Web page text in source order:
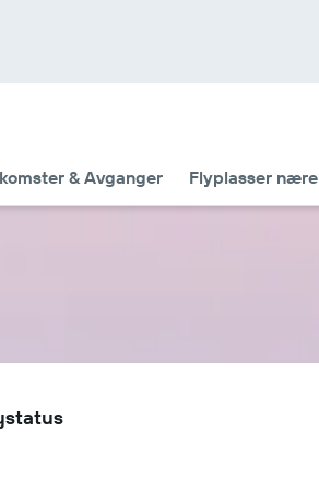
& Avganger Flyplasser nære